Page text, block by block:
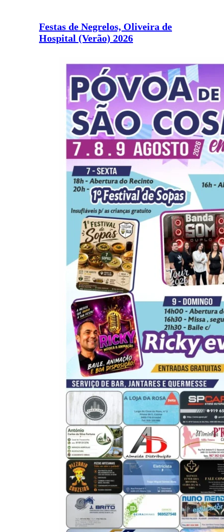
Festas de Negrelos, Oliveira de
Hospital (Verão) 2026